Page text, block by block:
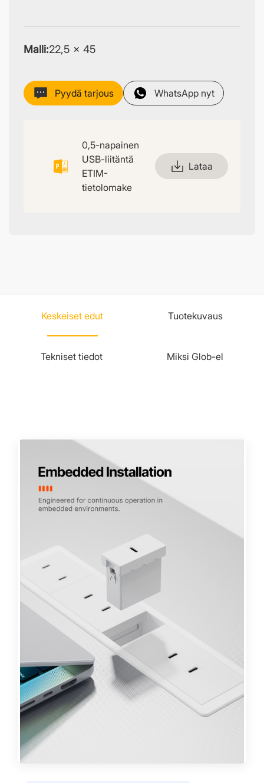
Malli:22,5 × 45
Pyydä tarjous WhatsApp nyt
0,5-napainen
USB-liitäntä
ETIM-
tietolomake
Lataa
Keskeiset edut Tuotekuvaus
Tekniset tiedot Miksi Glob-el